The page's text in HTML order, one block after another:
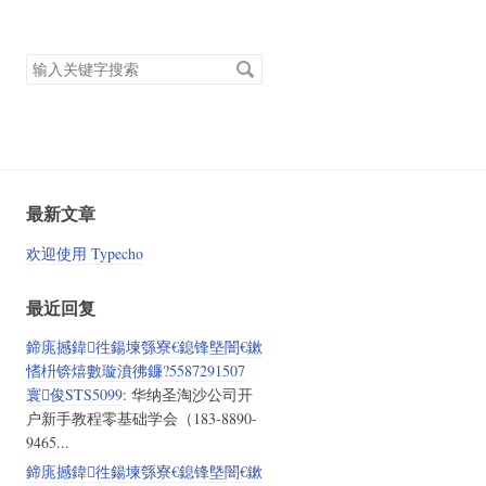
搜
索
最新文章
欢迎使用 Typecho
最近回复
鍗庣撼鍏徃鍚堜綔寮€鎴锋墍闇€鏉
愭枡锛熺數璇濆彿鐮?5587291507
寰俊STS5099: 华纳圣淘沙公司开
户新手教程零基础学会（183-8890-
9465...
鍗庣撼鍏徃鍚堜綔寮€鎴锋墍闇€鏉